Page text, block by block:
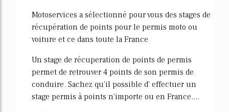
Motoservices a sélectionné pour vous des stages de
récupération de points pour le permis moto ou
voiture et ce dans toute la France
Un stage de récuperation de points de permis
permet de retrouver 4 points de son permis de
conduire. Sachez qu'il possible d' effectuer un
stage permis à points n'importe ou en France....